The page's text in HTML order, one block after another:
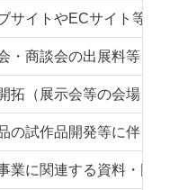
サイトやECサイト等の
・商談会の出展料等
拓（展示会等の会場と
の試作品開発等に伴う
業に関連する資料・図